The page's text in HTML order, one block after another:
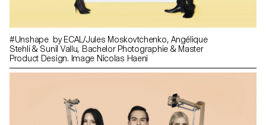
#Unshape by ECAL/Jules Moskovtchenko, Angélique
Stehli & Sunil Vallu, Bachelor Photographie & Master
Product Design. Image Nicolas Haeni